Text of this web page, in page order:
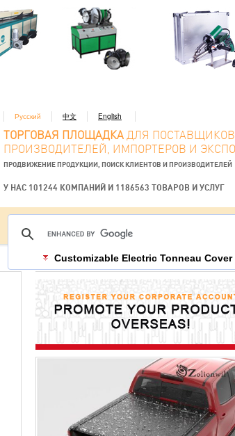
Русский 中文 English
ТОРГОВАЯ ПЛОЩАДКА ДЛЯ
ПРОИЗВОДИТЕЛЕЙ, ИМПОРТЕРОВ И
ПРОДВИЖЕНИЕ ПРОДУКЦИИ, ПОИСК КЛИЕНТОВ И ПРОИЗВОДИТЕЛЕЙ
У НАС 101244 КОМПАНИЙ И 1186563 ТОВАРОВ И УСЛУГ
Customizable Electric Tonneau Cover